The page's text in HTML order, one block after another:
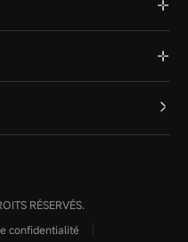
RÉSERVÉS.
confidentialité